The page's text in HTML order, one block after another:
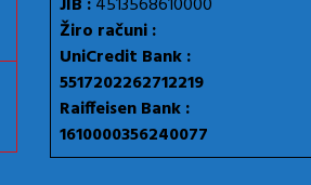
Žiro računi :
UniCredit Bank :
5517202262712219
Raiffeisen Bank :
1610000356240077